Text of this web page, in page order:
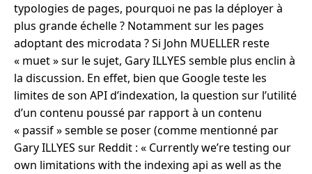
typologies de pages, pourquoi ne pas la déployer à
plus grande échelle ? Notamment sur les pages
adoptant des microdata ? Si John MUELLER reste
« muet » sur le sujet, Gary ILLYES semble plus enclin à
la discussion. En effet, bien que Google teste les
limites de son API d’indexation, la question sur l’utilité
d’un contenu poussé par rapport à un contenu
« passif » semble se poser (comme mentionné par
Gary ILLYES sur Reddit : « Currently we’re testing our
own limitations with the indexing api as well as the